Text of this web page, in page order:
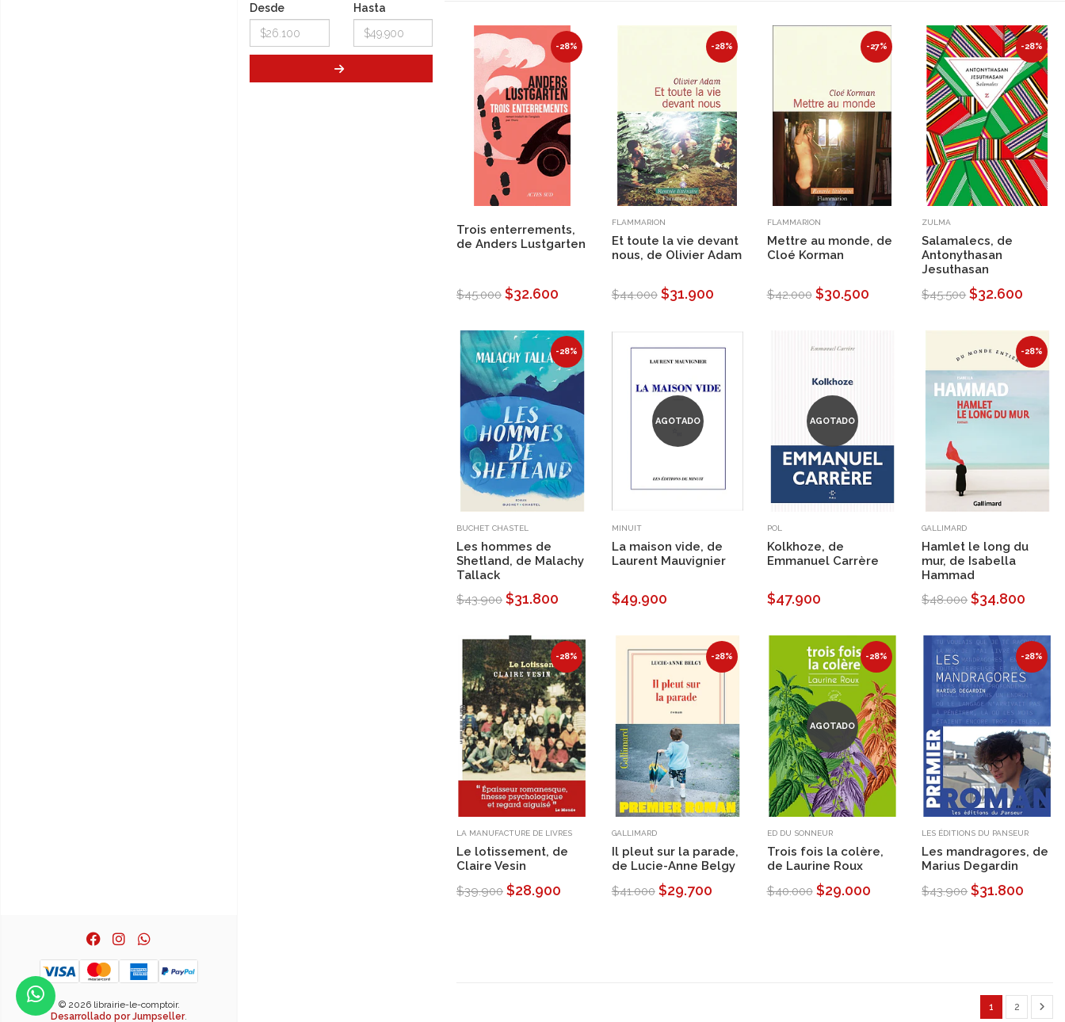
© 2026 librairie-le-comptoir.
Desarrollado por Jumpseller.
Desde Hasta
-28%
Trois enterrements,
de Anders Lustgarten
$45.000 $32.600
-28%
FLAMMARION
Et toute la vie devant
nous, de Olivier Adam
$44.000 $31.900
-27%
FLAMMARION
Mettre au monde, de
Cloé Korman
$42.000 $30.500
-28%
ZULMA
Salamalecs, de
Antonythasan
Jesuthasan
$45.500 $32.600
-28%
BUCHET CHASTEL
Les hommes de
Shetland, de Malachy
Tallack
$43.900 $31.800
AGOTADO
MINUIT
La maison vide, de
Laurent Mauvignier
$49.900
AGOTADO
POL
Kolkhoze, de
Emmanuel Carrère
$47.900
-28%
GALLIMARD
Hamlet le long du
mur, de Isabella
Hammad
$48.000 $34.800
-28%
LA MANUFACTURE DE LIVRES
Le lotissement, de
Claire Vesin
$39.900 $28.900
-28%
GALLIMARD
Il pleut sur la parade,
de Lucie-Anne Belgy
$41.000 $29.700
-28%
AGOTADO
ED DU SONNEUR
Trois fois la colère,
de Laurine Roux
$40.000 $29.000
-28%
LES ÉDITIONS DU PANSEUR
Les mandragores, de
Marius Degardin
$43.900 $31.800
1 2